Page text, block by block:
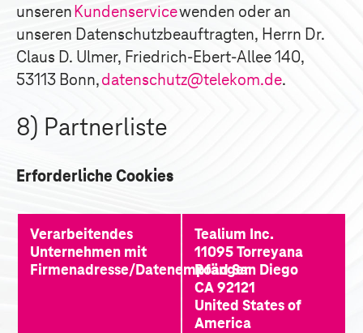
unseren Kundenservicewenden oder an
unseren Datenschutzbeauftragten, Herrn Dr.
Claus D. Ulmer, Friedrich-Ebert-Allee 140,
53113 Bonn,datenschutz@telekom.de.
8) Partnerliste
Erforderliche Cookies
Verarbeitendes
Unternehmen mit
Firmenadresse/Datenempfänger
Tealium Inc.
11095 Torreyana
Road San Diego
CA 92121
United States of
America